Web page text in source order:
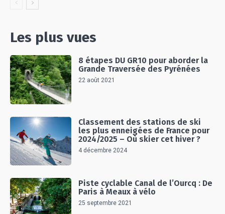
Les plus vues
8 étapes DU GR10 pour aborder la
Grande Traversée des Pyrénées
22 août 2021
Classement des stations de ski
les plus enneigées de France pour
2024/2025 – Où skier cet hiver ?
4 décembre 2024
Piste cyclable Canal de l’Ourcq : De
Paris à Meaux à vélo
25 septembre 2021